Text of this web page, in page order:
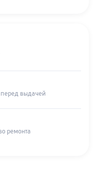
перед выдачей
ремонта